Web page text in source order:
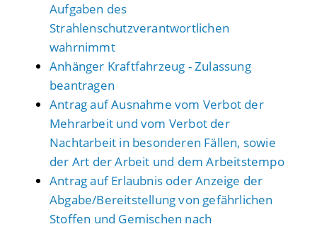
Aufgaben des
Strahlenschutzverantwortlichen
wahrnimmt
Anhänger Kraftfahrzeug - Zulassung
beantragen
Antrag auf Ausnahme vom Verbot der
Mehrarbeit und vom Verbot der
Nachtarbeit in besonderen Fällen, sowie
der Art der Arbeit und dem Arbeitstempo
Antrag auf Erlaubnis oder Anzeige der
Abgabe/Bereitstellung von gefährlichen
Stoffen und Gemischen nach